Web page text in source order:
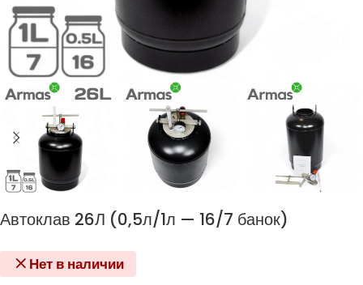
Автоклав 26Л (0,5л/1л — 16/7 банок)
Нет в наличии